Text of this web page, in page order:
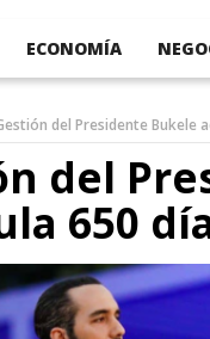
ECONOMÍA
del Presidente Bukele
del
650